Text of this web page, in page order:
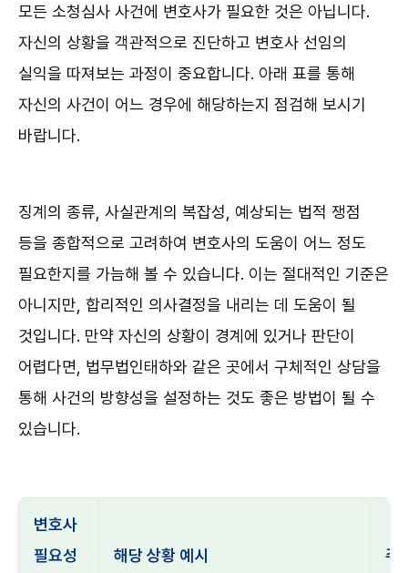
모든 소청심사 사건에 변호사가 필요한 것은 아닙니다.
자신의 상황을 객관적으로 진단하고 변호사 선임의
실익을 따져보는 과정이 중요합니다. 아래 표를 통해
자신의 사건이 어느 경우에 해당하는지 점검해 보시기
바랍니다.
징계의 종류, 사실관계의 복잡성, 예상되는 법적 쟁점
등을 종합적으로 고려하여 변호사의 도움이 어느 정도
필요한지를 가늠해 볼 수 있습니다. 이는 절대적인 기준은
아니지만, 합리적인 의사결정을 내리는 데 도움이 될
것입니다. 만약 자신의 상황이 경계에 있거나 판단이
어렵다면, 법무법인태하와 같은 곳에서 구체적인 상담을
통해 사건의 방향성을 설정하는 것도 좋은 방법이 될 수
있습니다.
변호사
필요성
해당 상황 예시 주